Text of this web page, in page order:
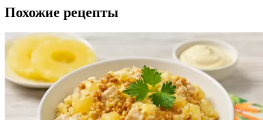
Похожие рецепты